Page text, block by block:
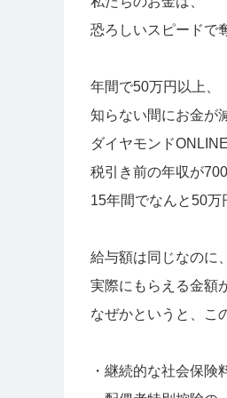
恐ろしいスピードで
年間で50万円以上、
知らない間にお金が
ダイヤモンド
税引き前の年収が
15年間でなんと50万
給与額は同じなのに、
実際にもらえる金額
なぜかというと、こ
・継続的な社会保険